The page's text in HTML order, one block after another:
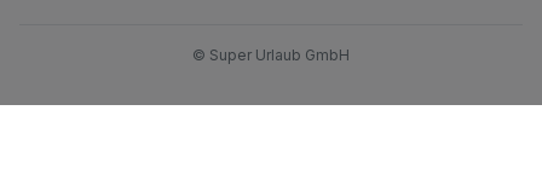
© Super Urlaub GmbH